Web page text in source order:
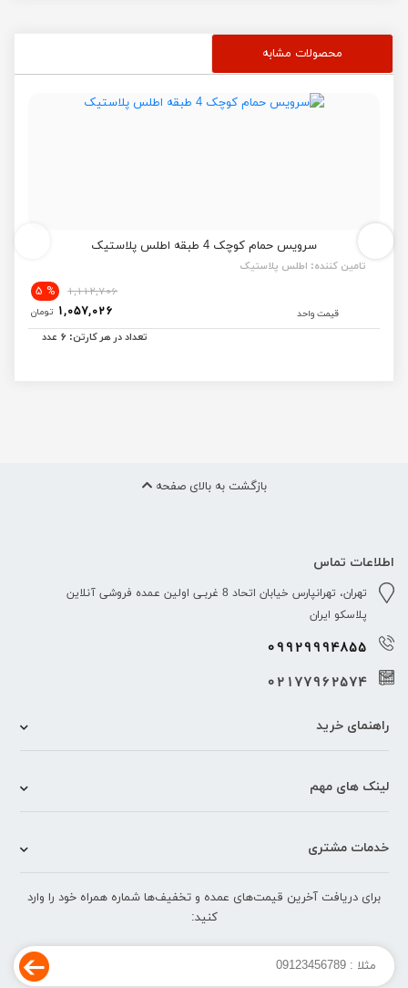
محصولات مشابه
سرویس حمام کوچک 4 طبقه اطلس پلاستیک
تامین کننده: اطلس پلاستیک
قیمت واحد
1,112,706
% 5
1,057,026 تومان
تعداد در هر کارتن: 6 عدد
بازگشت به بالای صفحه
اطلاعات تماس
تهران، تهرانپارس خیابان اتحاد 8 غربـی اولین عمده فروشی آنلاین
پلاسکو ایران
09929994855
02177962574
راهنمای خرید
لینک های مهم
خدمات مشتری
برای دریافت آخرین قیمت‌های عمده و تخفیف‌ها شماره همراه خود را وارد
کنید: